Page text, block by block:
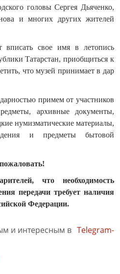
головы Сергея Дьяченко,
и многих других жителей
свое имя в летопись
Татарстан, приобщиться к
что музей принимает в дар
примем от участников
архивные документы,
нумизматические материалы,
и предметы бытовой
что необходимость
передачи требует наличия
Федерации.
и интересным в Telegram-